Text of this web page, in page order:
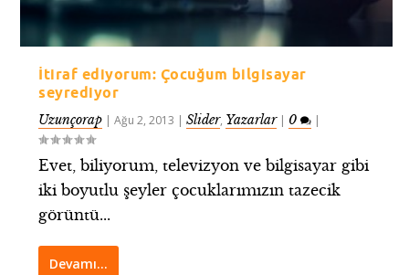
İtiraf ediyorum: Çocuğum bilgisayar
seyrediyor
Uzunçorap |Ağu 2, 2013 |Slider, Yazarlar| 0 |
Evet, biliyorum, televizyon ve bilgisayar gibi
iki boyutlu şeyler çocuklarımızın tazecik
görüntü...
Devamı…